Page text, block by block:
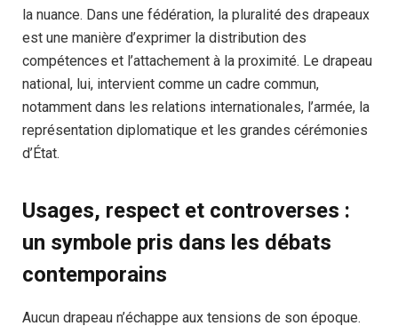
la nuance. Dans une fédération, la pluralité des drapeaux
est une manière d’exprimer la distribution des
compétences et l’attachement à la proximité. Le drapeau
national, lui, intervient comme un cadre commun,
notamment dans les relations internationales, l’armée, la
représentation diplomatique et les grandes cérémonies
d’État.
Usages, respect et controverses :
un symbole pris dans les débats
contemporains
Aucun drapeau n’échappe aux tensions de son époque.